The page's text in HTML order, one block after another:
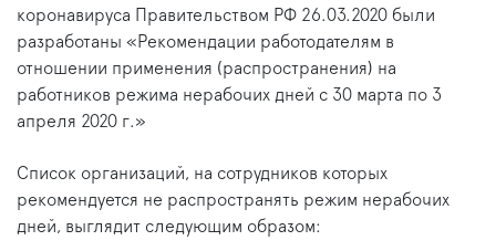
коронавируса Правительством РФ 26.03.2020 были
разработаны «Рекомендации работодателям в
отношении применения (распространения) на
работников режима нерабочих дней с 30 марта по 3
апреля 2020 г.»
Список организаций, на сотрудников которых
рекомендуется не распространять режим нерабочих
дней, выглядит следующим образом: